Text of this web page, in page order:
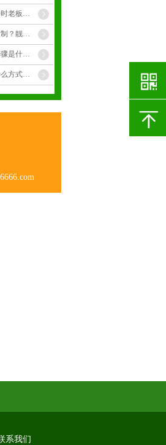
在中国联通选择靓号时老板选择什么样的手靓号呢？
手机靓号定制怎么定制？靓号有多少种呢？
沈阳移动靓号选号步骤是什么呢？
联通手机号选号有什么方式呢？
系我们